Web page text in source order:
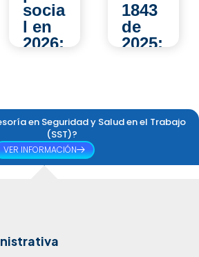
1843
de
2025:
las
evalu
acion
es
ales
labor
al de
44
mo
impa
en Seguridad y Salud en el Trabajo
(SST)?
VER INFORMACIÓN